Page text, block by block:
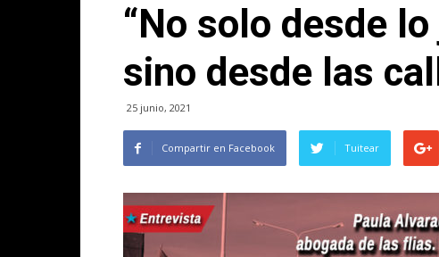
“No solo desde
sino desde las
25 junio, 2021
Compartir en Facebook Tuitear